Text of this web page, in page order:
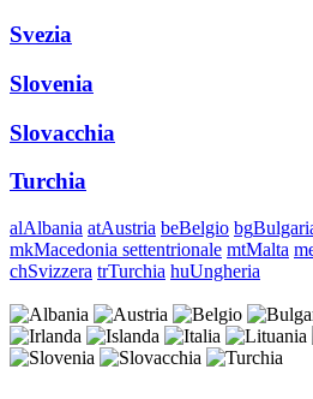
Svezia
Slovenia
Slovacchia
Turchia
alAlbania atAustria beBelgio bg
mkMacedonia settentrionale mtMalta
chSvizzera trTurchia huUngheria